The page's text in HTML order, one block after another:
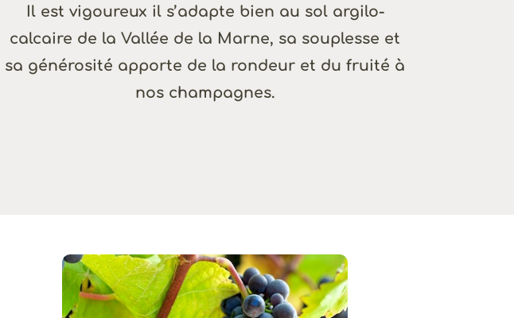
Il est vigoureux il s’adapte bien au sol argilo-
calcaire de la Vallée de la Marne, sa souplesse et
sa générosité apporte de la rondeur et du fruité à
nos champagnes.